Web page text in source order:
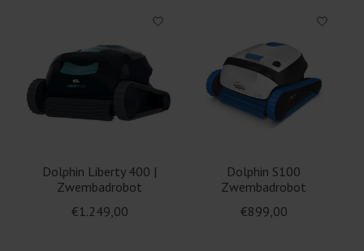
Dolphin Liberty 400 |
Zwembadrobot
€1.249,00
Dolphin S100
Zwembadrobot
€899,00